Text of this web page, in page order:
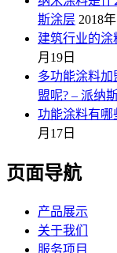
斯涂层 2018
建筑行业的涂
月19日
多功能涂料加
盟呢? – 派纳
功能涂料有哪
月17日
页面导航
产品展示
关于我们
服务项目